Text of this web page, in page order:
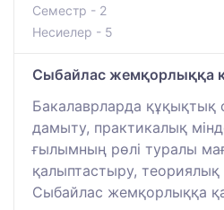
Семестр - 2
Несиелер - 5
Сыбайлас жемқорлыққа
Бакалаврларда құқықтық
дамыту, практикалық
ғылымның рөлі туралы
қалыптастыру, теориялық
Сыбайлас жемқорлыққа